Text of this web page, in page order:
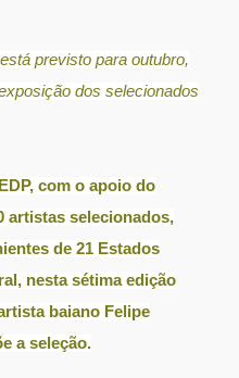
previsto para outubro,
dos selecionados
com o apoio do
artistas selecionados,
de 21 Estados
nesta sétima edição
baiano Felipe
a seleção.